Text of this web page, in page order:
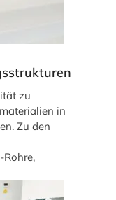
zu
in
Zu den